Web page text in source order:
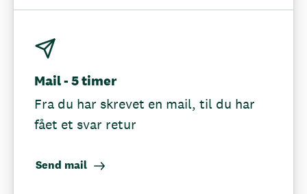
Mail - 5 timer
Fra du har skrevet en mail, til du har
fået et svar retur
Send mail